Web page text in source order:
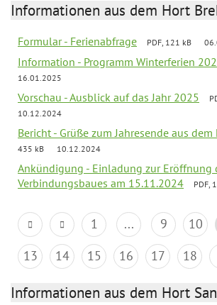
Informationen aus dem Hort
Formular - Ferienabfrage PDF, 121 kB
Information - Programm Winterferien
16.01.2025
Vorschau - Ausblick auf das Jahr 2025
10.12.2024
Bericht - Grüße zum Jahresende aus
435 kB
10.12.2024
Ankündigung - Einladung zur Eröffnung
Verbindungsbaues am 15.11.2024
PDF,
1 ... 9 10
13
14 15 16 17 18
Informationen aus dem Hort